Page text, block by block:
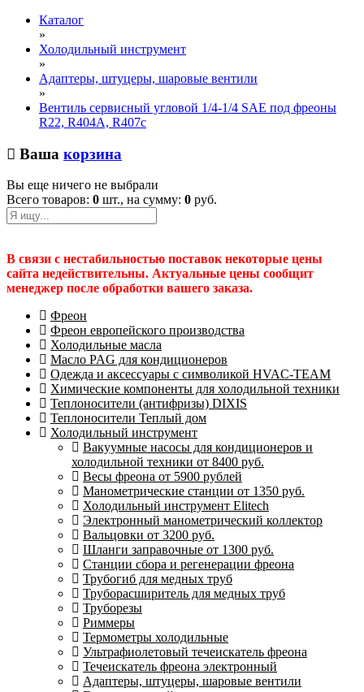
Каталог
»
Холодильный инструмент
»
Адаптеры, штуцеры, шаровые вентили
»
Вентиль сервисный угловой 1/4-1/4 SAE под фреоны
R22, R404A, R407c
Ваша корзина
Вы еще ничего не выбрали
Всего товаров: 0 шт., на сумму: 0 руб.
В связи с нестабильностью поставок некоторые цены
сайта недействительны. Актуальные цены сообщит
менеджер после обработки вашего заказа.
Фреон
Фреон европейского производства
Холодильные масла
Масло PAG для кондиционеров
Одежда и аксессуары с символикой HVAC-TEAM
Химические компоненты для холодильной техники
Теплоносители (антифризы) DIXIS
Теплоносители Теплый дом
Холодильный инструмент
Вакуумные насосы для кондиционеров и
холодильной техники от 8400 руб.
Весы фреона от 5900 рублей
Манометрические станции от 1350 руб.
Холодильный инструмент Elitech
Электронный манометрический коллектор
Вальцовки от 3200 руб.
Шланги заправочные от 1300 руб.
Станции сбора и регенерации фреона
Трубогиб для медных труб
Труборасширитель для медных труб
Труборезы
Риммеры
Термометры холодильные
Ультрафиолетовый течеискатель фреона
Течеискатель фреона электронный
Адаптеры, штуцеры, шаровые вентили